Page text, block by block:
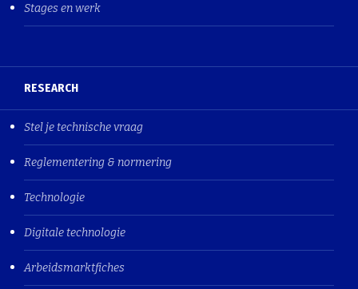
Stages en werk
RESEARCH
Stel je technische vraag
Reglementering & normering
Technologie
Digitale technologie
Arbeidsmarktfiches